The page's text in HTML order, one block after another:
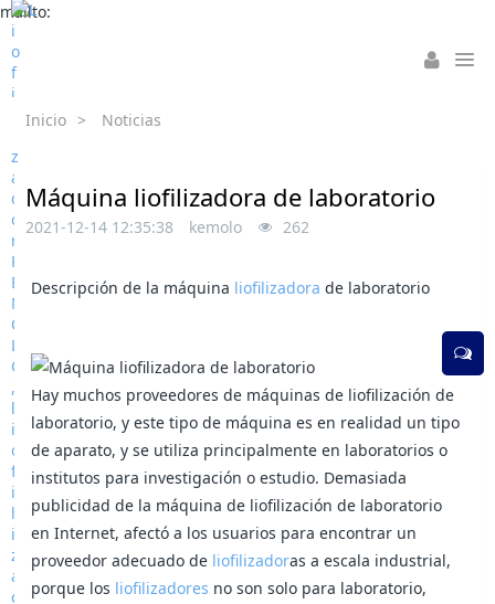
mailto:
Inicio > Noticias
Máquina liofilizadora de laboratorio
2021-12-14 12:35:38 kemolo 262
Descripción de la máquina liofilizadora de laboratorio
Hay muchos proveedores de máquinas de liofilización de
laboratorio, y este tipo de máquina es en realidad un tipo
de aparato, y se utiliza principalmente en laboratorios o
institutos para investigación o estudio. Demasiada
publicidad de la máquina de liofilización de laboratorio
en Internet, afectó a los usuarios para encontrar un
proveedor adecuado de liofilizadoras a escala industrial,
porque los liofilizadores no son solo para laboratorio,